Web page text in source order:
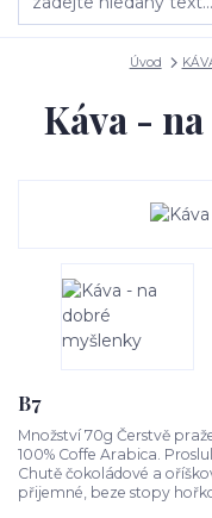
Úvod
Káva -
B7
Množství 70g Čerstvě
100% Coffe Arabica.
Chutě čokoládové a
přijemné, beze stopy